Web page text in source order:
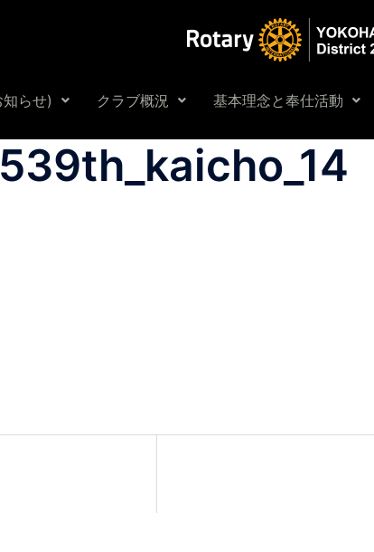
らせ) クラブ概況 基本理念と奉仕活動